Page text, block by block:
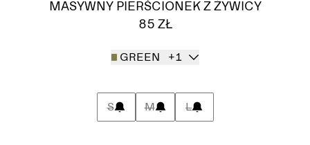
MASYWNY PIERŚCIONEK Z ŻYWICY
85 ZŁ
GREEN +1
S M L